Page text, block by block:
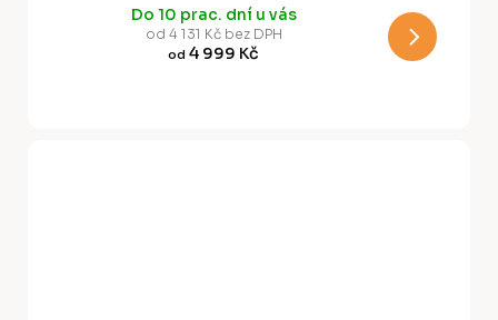
M
Do 10 prac. dní u vás
od 4 131 Kč bez DPH
od 4 999 Kč